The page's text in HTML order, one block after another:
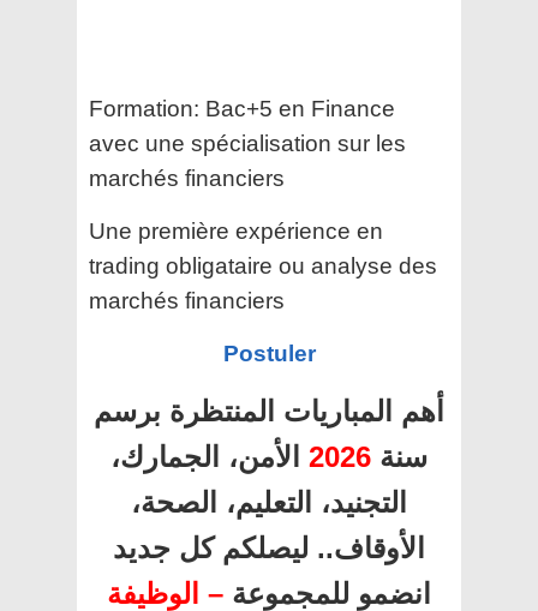
Formation: Bac+5 en Finance
avec une spécialisation sur les
marchés financiers
Une première expérience en
trading obligataire ou analyse des
marchés financiers
Postuler
أهم المباريات المنتظرة برسم
سنة 2026 الأمن، الجمارك،
التجنيد، التعليم، الصحة،
الأوقاف.. ليصلكم كل جديد
انضمو للمجموعة – الوظيفة